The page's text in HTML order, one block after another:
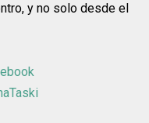
y no solo desde el